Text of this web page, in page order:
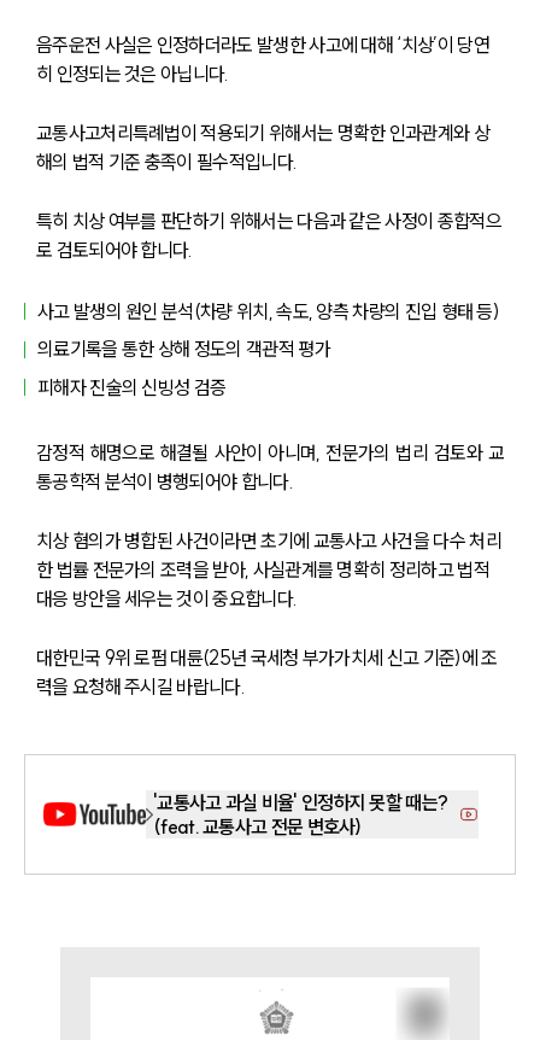
업무사례
사례분석/최신동향
법률정보
고객후기
업무분야
구성원 소개
법률상담전문변호사
소식/자료
공지사항
법률 블로그
법률서식
뉴스레터/브로슈어
세미나
음주운전 사실은 인정하더라도 발생한 사고에 대해 ‘치상’이 당연
히 인정되는 것은 아닙니다.
교통사고처리특례법이 적용되기 위해서는 명확한 인과관계와 상
해의 법적 기준 충족이 필수적입니다.
특히 치상 여부를 판단하기 위해서는 다음과 같은 사정이 종합적으
로 검토되어야 합니다.
사고 발생의 원인 분석(차량 위치, 속도, 양측 차량의 진입 형태 등)
의료기록을 통한 상해 정도의 객관적 평가
피해자 진술의 신빙성 검증
감정적 해명으로 해결될 사안이 아니며, 전문가의 법리 검토와 교
통공학적 분석이 병행되어야 합니다.
치상 혐의가 병합된 사건이라면 초기에 교통사고 사건을 다수 처리
한 법률 전문가의 조력을 받아, 사실관계를 명확히 정리하고 법적
대응 방안을 세우는 것이 중요합니다.
대한민국 9위 로펌 대륜(25년 국세청 부가가치세 신고 기준)에 조
력을 요청해 주시길 바랍니다.
'교통사고 과실 비율' 인정하지 못할 때는?
(feat. 교통사고 전문 변호사)